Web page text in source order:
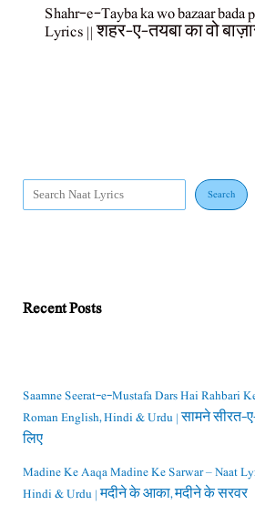
Shahr-e-Tayba ka wo bazaar bada
Lyrics || शहर-ए-तयबा का वो
Search
Recent Posts
Saamne Seerat-e-Mustafa Dars Hai Rahbari
Roman English, Hindi & Urdu | सामने
लिए
Madine Ke Aaqa Madine Ke Sarwar – Naat
Hindi & Urdu | मदीने के आका, मदीने के सरवर